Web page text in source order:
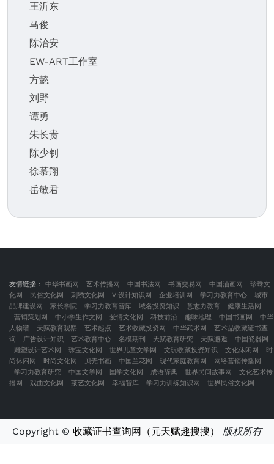
王沂东
马俊
陈治安
EW-ART工作室
方懿
刘野
谭勇
朱长贵
陈少钊
徐慕翔
岳敏君
友情链接： 中华书画网 艺术传播网 中国书法网 书画交易网 中国油画网
珍珠文
化网
民俗文化网 刺绣文化网 VI设计知识网 企业培训网 学习力教育中心
城市
品牌建设网
家长学院 学习力教育智库 域名投资知识 意志力教育
健康生活网
营销策划网
中小学生作文网 爱情文化网 科技前沿 趣味地理 中国书画网
中华
人物谱
天赋教育观察 艺术起点 艺术收藏投资网 中华武术网
艺术品收藏证书查
询
广告设计知识 艺术教育中心 名模期刊 天赋教育研究 天赋邂逅
中国瓷器网
雕塑设计艺术网
珠宝文化网 世界儿童文学网 文玩收藏投资知识 文化休闲网
时
尚休闲网
时尚文化网 贝壳书画 中国兰花网 现代家庭教育网
网络营销传播网
学习力教育研究
中国文学网 国学文化网 成语辞典 世界民间故事网
文化艺术传
播网
戏曲文化网 茶艺文化网 幸福智库 学习力训练知识网 世界民俗文化网
Copyright © 收藏证书查询网（元天赋趣搜搜） 版权所有